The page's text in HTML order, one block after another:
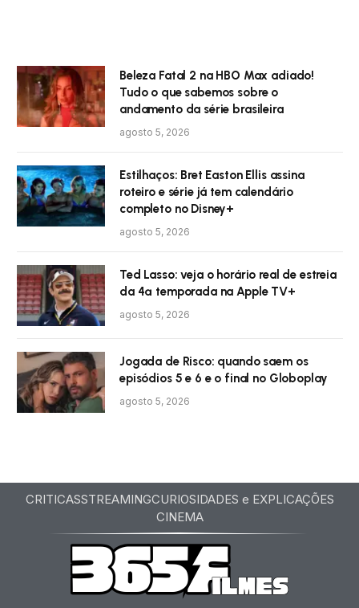
Beleza Fatal 2 na HBO Max adiado!
Tudo o que sabemos sobre o
andamento da série brasileira
agosto 5, 2026
Estilhaços: Bret Easton Ellis assina
roteiro e série já tem calendário
completo no Disney+
agosto 5, 2026
Ted Lasso: veja o horário real de estreia
da 4ª temporada na Apple TV+
agosto 5, 2026
Jogada de Risco: quando saem os
episódios 5 e 6 e o final no Globoplay
agosto 5, 2026
CRITICASSTREAMINGCURIOSIDADES e EXPLICAÇÕES
CINEMA